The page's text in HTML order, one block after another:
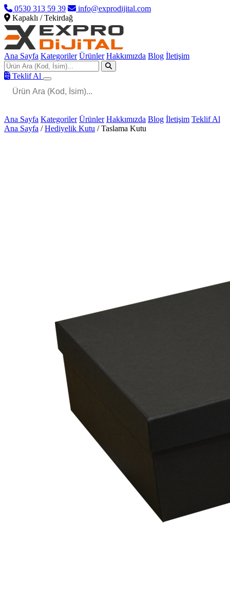
0530 313 59 39
info@exprodijital.com
Kapaklı / Tekirdağ
Ana Sayfa Kategoriler Ürünler Hakkımızda Blog İletişim
Teklif Al
Ana Sayfa Kategoriler Ürünler Hakkımızda Blog İletişim Teklif Al
Ana Sayfa / Hediyelik Kutu / Taslama Kutu